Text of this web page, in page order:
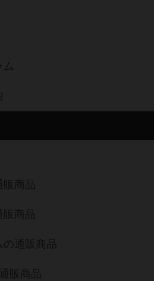
ム
販商品
販商品
通販商品
販商品